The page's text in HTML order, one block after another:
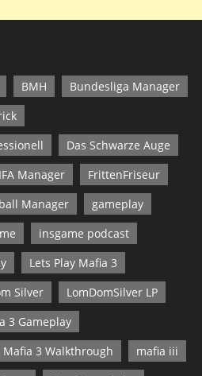
BMH
Bundesliga Manager
Das Schwarze Auge
Manager
FrittenFriseur
Manager
gameplay
insgame podcast
Lets Play Mafia 3
Silver
LomDomSilver LP
3 Gameplay
Mafia 3 Walkthrough
mafia iii